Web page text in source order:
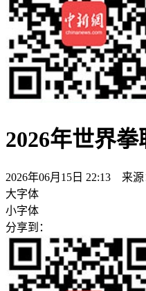
2026年世界
2026年06月15日 22:13 来源
大字体
小字体
分享到：